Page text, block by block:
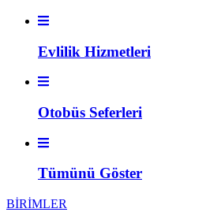
Evlilik Hizmetleri
Otobüs Seferleri
Tümünü Göster
BİRİMLER